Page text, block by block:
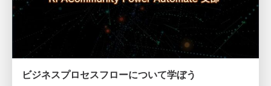
ビジネスプロセスフローについて学ぼう